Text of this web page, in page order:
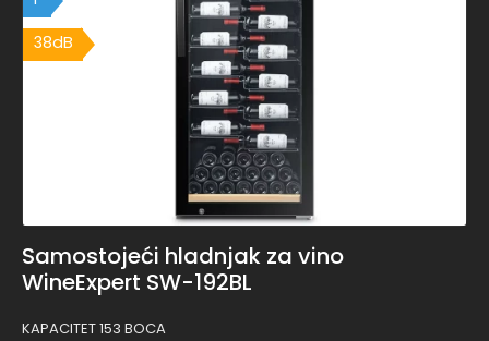
38dB
Samostojeći hladnjak za vino
WineExpert SW-192BL
KAPACITET 153 BOCA